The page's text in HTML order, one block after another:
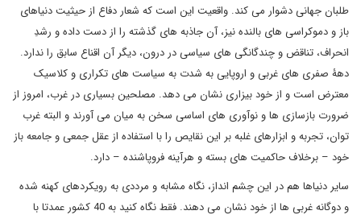
طلبان جهانی دشوار می کند. واقعیت این است که شعار دفاع از حیثیت دنیاهای
باز و دموکراسی های بالنده نیز، آن جاذبه های گذشته را از دست داده و رشدِ
انحراف، تناقض و چندگانگی های سیاسی در درون، دیگر آن اقناع سابق را ندارد.
دهۀ صفری های غربی و اروپایی به شدت به سیاست های تکراری و کلاسیک
معترض است و از خود بیزاری نشان می دهد. مصلحین بسیاری در غرب، امروز از
ضرورت بازسازی ها و نوآوری های اساسی سخن به میان می آورند و البته غرب
توان، تجربه و ابزارهای غلبه بر این نقایص را با استفاده از عقل جمعی و جامعه باز
خود – برخلاف حاکمیت های بسته و هرآینه فروپاشنده – دارد.
سایر دنیاها هم در این چشم انداز، نگاه مشابه و مرددی به رویکردهای کهنه شده
و دوگانه غربی ها از خود نشان می دهند. فقط نگاه کنید به 40 کشور عمدتا با